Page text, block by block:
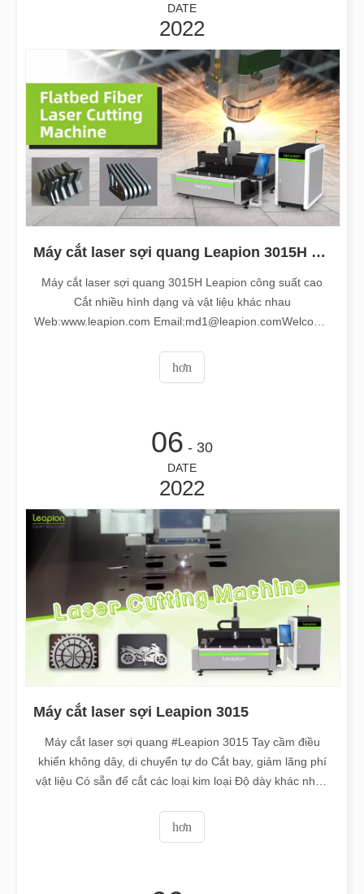
DATE
2022
Máy cắt laser sợi quang Leapion 3015H công suất cao cắt nhiều hình dạng và vật liệu khác nhau
Máy cắt laser sợi quang 3015H Leapion công suất cao
Cắt nhiều hình dạng và vật liệu khác nhau
Web:www.leapion.com Email:md1@leapion.comWelcome
hơn
06 - 30
DATE
2022
Máy cắt laser sợi Leapion 3015
Máy cắt laser sợi quang #Leapion 3015 Tay cầm điều
khiển không dây, di chuyển tự do Cắt bay, giảm lãng phí
vật liệu Có sẵn để cắt các loại kim loại Độ dày khác nhau
tôi để biết thêm chi tiết. Web: www.leapion.com
Email:md1@leapion.com
hơn